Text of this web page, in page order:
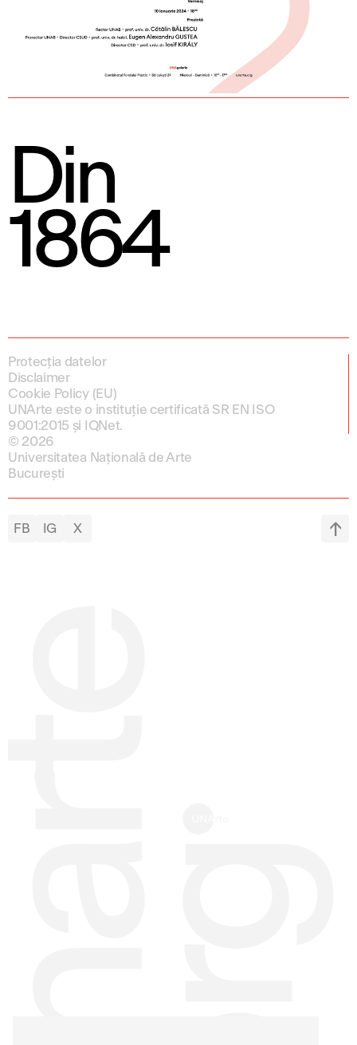
Din
1864
Protecția datelor
Disclaimer
Cookie Policy (EU)
UNArte este o instituție certificată SR EN ISO
9001:2015 și IQNet.
© 2026
Universitatea Națională de Arte
București
FB IG X